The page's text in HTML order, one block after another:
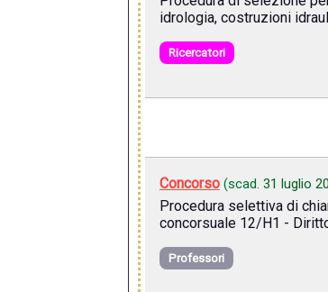
idrologia, costruzioni
Ricercatori
Concorso (scad. 31 luglio
Procedura selettiva di
concorsuale 12/H1 -
Professori